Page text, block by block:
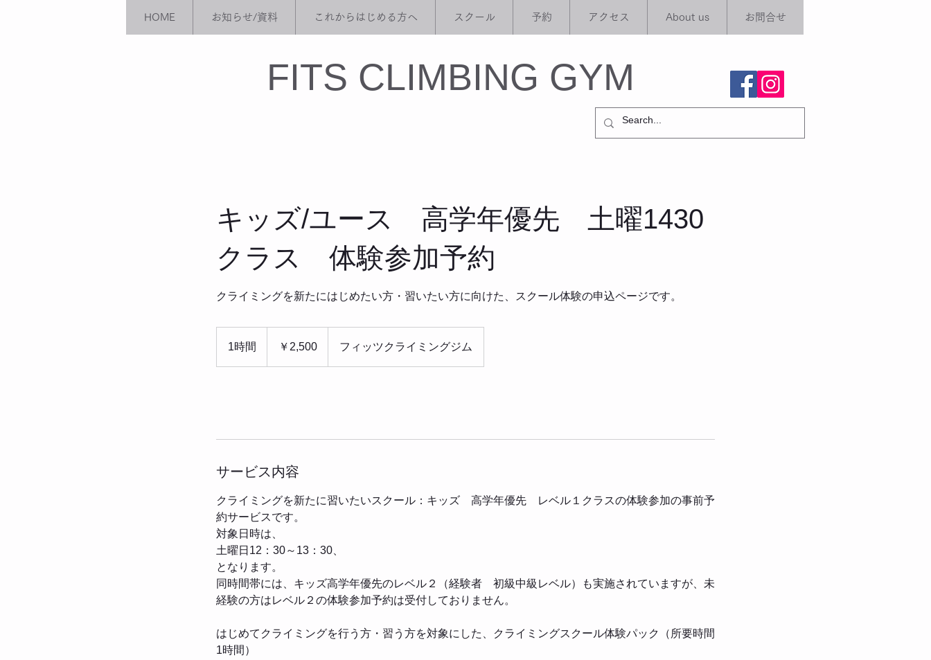
HOME お知らせ/資料 これからはじめる方へ スクール 予約 アクセス About us お問合せ
​FITS CLIMBING GYM
キッズ/ユース 高学年優先 土曜1430
クラス 体験参加予約
クライミングを新たにはじめたい方・習いたい方に向けた、スクール体験の申込ページです。
1時間 ￥2,500 フィッツクライミングジム
サービス内容
クライミングを新たに習いたいスクール：キッズ 高学年優先 レベル１クラスの体験参加の事前予
約サービスです。
対象日時は、
土曜日12：30～13：30、
となります。
同時間帯には、キッズ高学年優先のレベル２（経験者 初級中級レベル）も実施されていますが、未
経験の方はレベル２の体験参加予約は受付しておりません。
はじめてクライミングを行う方・習う方を対象にした、クライミングスクール体験パック（所要時間
1時間）